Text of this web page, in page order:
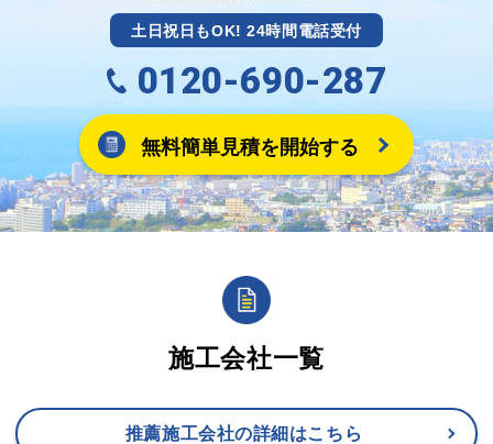
土日祝日もOK! 24時間電話受付
0120-690-287
無料簡単見積を開始する
施工会社一覧
推薦施工会社の詳細はこちら